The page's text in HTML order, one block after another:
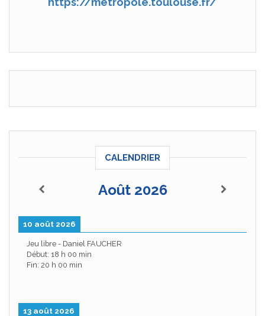
CALENDRIER
Août 2026
10 août 2026
Jeu libre - Daniel FAUCHER
Début: 18 h 00 min
Fin: 20 h 00 min
13 août 2026